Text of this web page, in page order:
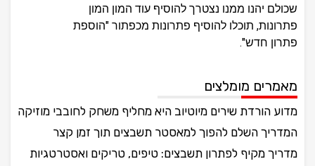
שכולם יהנו ממנו נצטרך להוסיף עוד המון המון
פתרונות, תוכלו להוסיף פתרונות מכפתור "הוספת
פתרון חדש".
מאמרים מומלצים
מדוע הורדת שירים מיוטיוב היא מחליף משחק לחובבי מוזיקה
המדריך השלם להפוך למאסטר תשבצים תוך זמן קצר
מדריך מקיף לפתרון תשבצים: טיפים, טריקים ואסטרטגיות